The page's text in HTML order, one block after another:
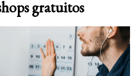
gratuitos